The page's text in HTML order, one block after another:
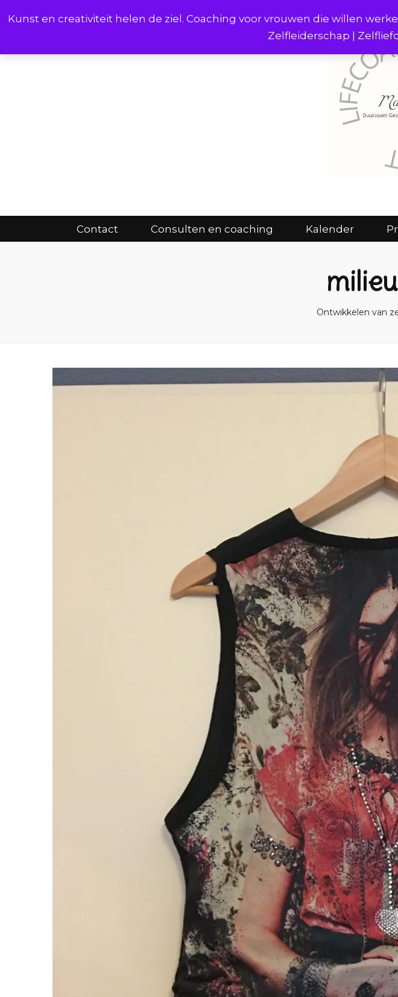
Kunst en creativiteit helen de ziel. Coaching voor vrouwen die willen
Zelfleiderschap |
Contact Consulten en coaching Kalender
Contact Consulten en
Ontwikkelen van